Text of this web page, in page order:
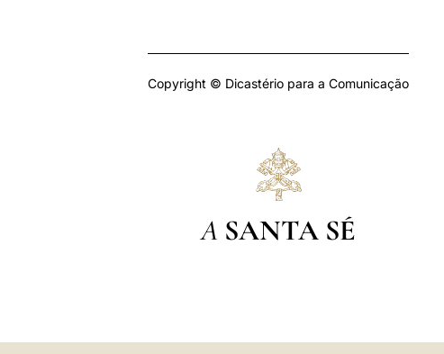
Copyright © Dicastério para a Comunicação
A SANTA SÉ